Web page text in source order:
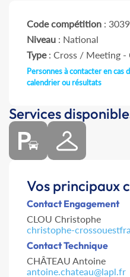
Code compétition :
Niveau : National
Type: Cross / Meeting -
Personnes à contacter en cas
calendrier ou résultats
Services
Vos principaux
Contact Engagement
CLOU Christophe
christophe-
Contact Technique
CHÂTEAU Antoine
antoine.chateau@lapl.fr